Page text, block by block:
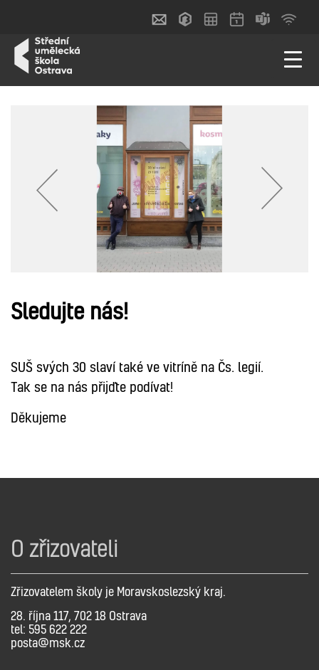
Sledujte nás!
SUŠ svých 30 slaví také ve vitríně na Čs. legií.
Tak se na nás přijďte podívat!
Děkujeme
O zřizovateli
Zřizovatelem školy je Moravskoslezský kraj.
28. října 117, 702 18 Ostrava
tel: 595 622 222
posta@msk.cz